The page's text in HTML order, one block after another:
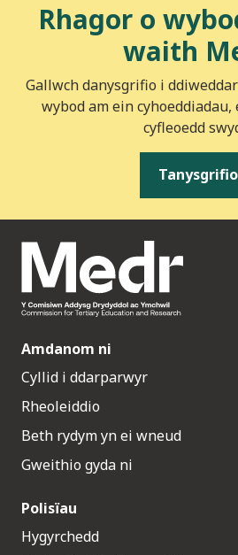
Rhagor o
waith
Gallwch danysgrifio i
wybod am ein cyhoeddiadau,
cyfleoedd
Tanysgrifio
Amdanom ni
Cyllid i ddarparwyr
Rheoleiddio
Beth rydym yn ei wneud
Gweithio gyda ni
Polisïau
Hygyrchedd